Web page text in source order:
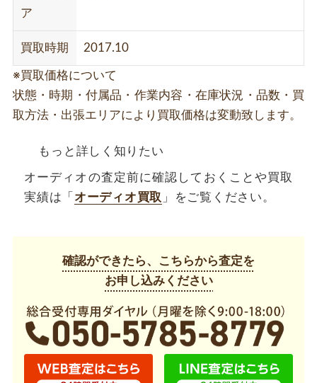
ア
買取時期 2017.10
※買取価格について
状態・時期・付属品・作業内容・在庫状況・品数・買
取方法・出張エリアにより買取価格は変動致します。
もっと詳しく知りたい
オーディオの査定前に確認しておくことや買取
実績は「 オーディオ買取 」をご覧ください。
確認ができたら、こちらから査定を
お申し込みください